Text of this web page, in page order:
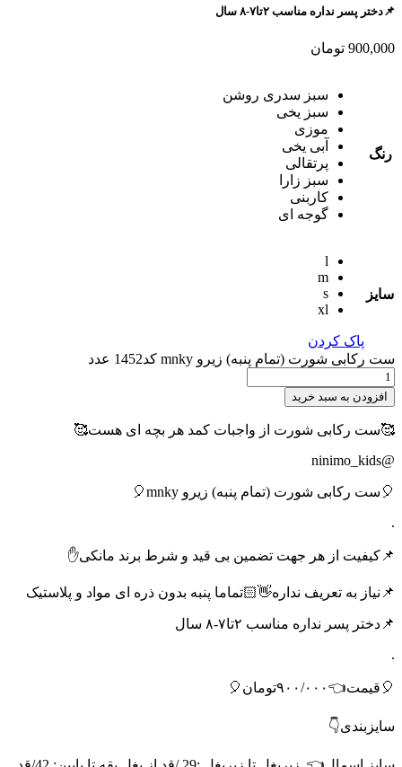
📌دختر پسر نداره مناسب ۲تا۷-۸ سال
900,000 تومان
رنگ
سبز سدری روشن
سبز یخی
موزی
آبی یخی
پرتقالی
سبز زارا
کاربنی
گوجه ای
سایز
l
m
s
xl
پاک کردن
ست رکابی شورت (تمام پنبه) زیرو mnky کد1452 عدد
افزودن به سبد خرید
🥰ست رکابی شورت از واجبات کمد هر بچه ای هست🥰
@ninimo_kids
🎈ست رکابی شورت (تمام پنبه) زیرو mnky🎈
.
📌کیفیت از هر جهت تضمین بی قید و شرط برند مانکی✋
📌نیاز به تعریف نداره👋🏻تماما پنبه بدون ذره ای مواد و پلاستیک
📌دختر پسر نداره مناسب ۲تا۷-۸ سال
.
🎈قیمت👈۹۰۰/۰۰۰تومان🎈
سایزبندی👇